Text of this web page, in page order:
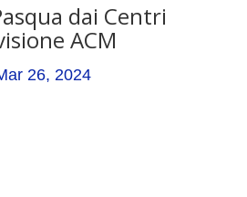
dai Centri
ACM
26, 2024